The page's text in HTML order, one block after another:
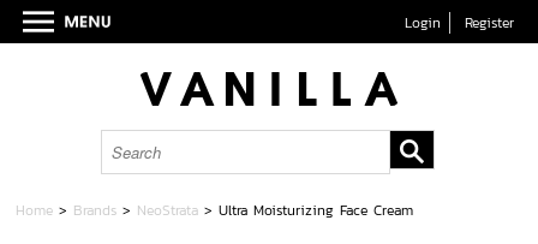
Login Register
Home > Brands > NeoStrata >Ultra Moisturizing Face Cream